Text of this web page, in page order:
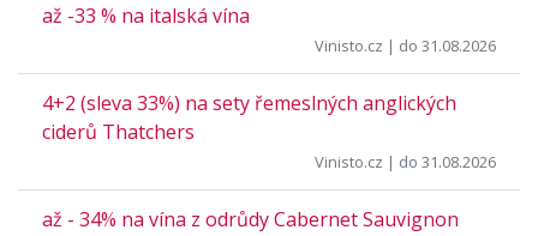
až -33 % na italská vína
Vinisto.cz | do 31.08.2026
4+2 (sleva 33%) na sety řemeslných anglických
ciderů Thatchers
Vinisto.cz | do 31.08.2026
až - 34% na vína z odrůdy Cabernet Sauvignon